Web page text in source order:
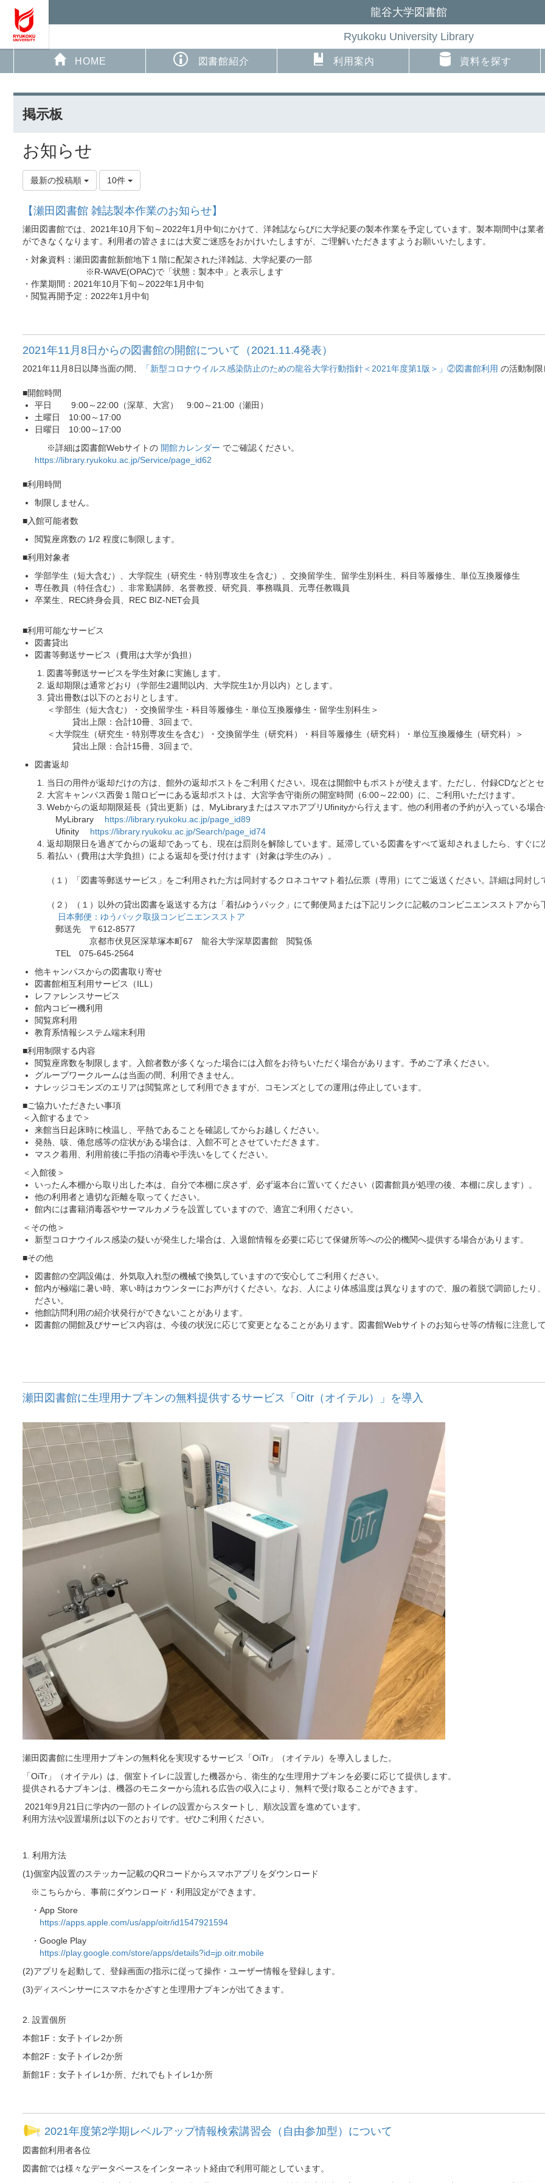
龍谷大学図書館
Ryukoku University Library
HOME 図書館紹介 利用案内 資料を探す
掲示板
お知らせ
最新の投稿順 10件
【瀬田図書館 雑誌製本作業のお知らせ】
瀬田図書館では、2021年10月下旬～2022年1月中旬にかけて、洋雑誌ならびに大学紀要の製本作業を予定しています。製本期間中は業
ができなくなります。利用者の皆さまには大変ご迷惑をおかけいたしますが、ご理解いただきますようお願いいたします。
・対象資料：瀬田図書館新館地下１階に配架された洋雑誌、大学紀要の一部
※R-WAVE(OPAC)で「状態：製本中」と表示します
・作業期間：2021年10月下旬～2022年1月中旬
・閲覧再開予定：2022年1月中旬
2021年11月8日からの図書館の開館について（2021.11.4発表）
2021年11月8日以降当面の間、 「新型コロナウイルス感染防止のための龍谷大学行動指針＜2021年度第1版＞」②図書館利用 の活動制限
■開館時間
平日 9:00～22:00（深草、大宮） 9:00～21:00（瀬田）
土曜日 10:00～17:00
日曜日 10:00～17:00
※詳細は図書館Webサイトの 開館カレンダー でご確認ください。
https://library.ryukoku.ac.jp/Service/page_id62
■利用時間
制限しません。
■入館可能者数
閲覧座席数の 1/2 程度に制限します。
■利用対象者
学部学生（短大含む）、大学院生（研究生・特別専攻生を含む）、交換留学生、留学生別科生、科目等履修生、単位互換履修生
専任教員（特任含む）、非常勤講師、名誉教授、研究員、事務職員、元専任教職員
卒業生、REC終身会員、REC BIZ-NET会員
■利用可能なサービス
図書貸出
図書等郵送サービス（費用は大学が負担）
図書等郵送サービスを学生対象に実施します。
返却期限は通常どおり（学部生2週間以内、大学院生1か月以内）とします。
貸出冊数は以下のとおりとします。
＜学部生（短大含む）・交換留学生・科目等履修生・単位互換履修生・留学生別科生＞
貸出上限：合計10冊、3回まで。
＜大学院生（研究生・特別専攻生を含む）・交換留学生（研究科）・科目等履修生（研究科）・単位互換履修生（研究科）＞
貸出上限：合計15冊、3回まで。
図書返却
当日の用件が返却だけの方は、館外の返却ポストをご利用ください。現在は開館中もポストが使えます。ただし、付録CDなどと
大宮キャンパス西黌１階ロビーにある返却ポストは、大宮学舎守衛所の開室時間（6:00～22:00）に、ご利用いただけます。
Webからの返却期限延長（貸出更新）は、MyLibraryまたはスマホアプリUfinityから行えます。他の利用者の予約が入っている場
MyLibrary https://library.ryukoku.ac.jp/page_id89
Ufinity https://library.ryukoku.ac.jp/Search/page_id74
返却期限日を過ぎてからの返却であっても、現在は罰則を解除しています。延滞している図書をすべて返却されましたら、すぐに
着払い（費用は大学負担）による返却を受け付けます（対象は学生のみ）。
（１）「図書等郵送サービス」をご利用された方は同封するクロネコヤマト着払伝票（専用）にてご返送ください。詳細は同封し
（２）（１）以外の貸出図書を返送する方は「着払ゆうパック」にて郵便局または下記リンクに記載のコンビニエンスストアから
日本郵便：ゆうパック取扱コンビニエンスストア
郵送先 〒612-8577
京都市伏見区深草塚本町67 龍谷大学深草図書館 閲覧係
TEL 075-645-2564
他キャンパスからの図書取り寄せ
図書館相互利用サービス（ILL）
レファレンスサービス
館内コピー機利用
閲覧席利用
教育系情報システム端末利用
■利用制限する内容
閲覧座席数を制限します。入館者数が多くなった場合には入館をお待ちいただく場合があります。予めご了承ください。
グループワークルームは当面の間、利用できません。
ナレッジコモンズのエリアは閲覧席として利用できますが、コモンズとしての運用は停止しています。
■ご協力いただきたい事項
＜入館するまで＞
来館当日起床時に検温し、平熱であることを確認してからお越しください。
発熱、咳、倦怠感等の症状がある場合は、入館不可とさせていただきます。
マスク着用、利用前後に手指の消毒や手洗いをしてください。
＜入館後＞
いったん本棚から取り出した本は、自分で本棚に戻さず、必ず返本台に置いてください（図書館員が処理の後、本棚に戻します）。
他の利用者と適切な距離を取ってください。
館内には書籍消毒器やサーマルカメラを設置していますので、適宜ご利用ください。
＜その他＞
新型コロナウイルス感染の疑いが発生した場合は、入退館情報を必要に応じて保健所等への公的機関へ提供する場合があります。
■その他
図書館の空調設備は、外気取入れ型の機械で換気していますので安心してご利用ください。
館内が極端に暑い時、寒い時はカウンターにお声がけください。なお、人により体感温度は異なりますので、服の着脱で調節したり
ださい。
他館訪問利用の紹介状発行ができないことがあります。
図書館の開館及びサービス内容は、今後の状況に応じて変更となることがあります。図書館Webサイトのお知らせ等の情報に注意し
瀬田図書館に生理用ナプキンの無料提供するサービス「Oitr（オイテル）」を導入
瀬田図書館に生理用ナプキンの無料化を実現するサービス「OiTr」（オイテル）を導入しました。
「OiTr」（オイテル）は、個室トイレに設置した機器から、衛生的な生理用ナプキンを必要に応じて提供します。
提供されるナプキンは、機器のモニターから流れる広告の収入により、無料で受け取ることができます。
2021年9月21日に学内の一部のトイレの設置からスタートし、順次設置を進めています。
利用方法や設置場所は以下のとおりです。ぜひご利用ください。
1. 利用方法
(1)個室内設置のステッカー記載のQRコードからスマホアプリをダウンロード
※こちらから、事前にダウンロード・利用設定ができます。
・App Store
https://apps.apple.com/us/app/oitr/id1547921594
・Google Play
https://play.google.com/store/apps/details?id=jp.oitr.mobile
(2)アプリを起動して、登録画面の指示に従って操作・ユーザー情報を登録します。
(3)ディスペンサーにスマホをかざすと生理用ナプキンが出てきます。
2. 設置個所
本館1F：女子トイレ2か所
本館2F：女子トイレ2か所
新館1F：女子トイレ1か所、だれでもトイレ1か所
2021年度第2学期レベルアップ情報検索講習会（自由参加型）について
図書館利用者各位
図書館では様々なデータベースをインターネット経由で利用可能としています。